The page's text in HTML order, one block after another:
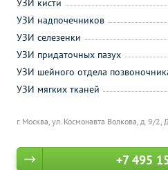
г. Москва, ул. Космонавта Волкова, д. 9/2,
УЗИ кисти
УЗИ надпочечников
УЗИ селезенки
УЗИ придаточных пазух
УЗИ шейного отдела
УЗИ мягких тканей
+7 495